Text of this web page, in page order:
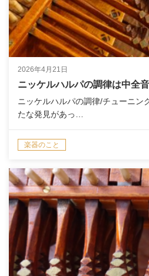
2026年4月21日
ニッケルハルパの調律は中全
ニッケルハルパの調律/チューニン
たな発見があっ…
楽器のこと